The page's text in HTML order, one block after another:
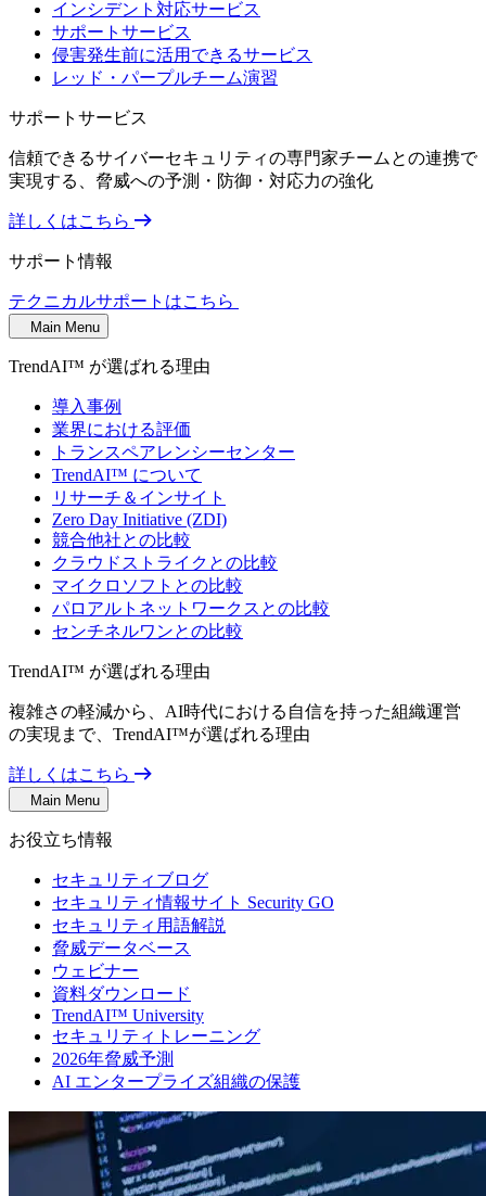
インシデント対応サービス
サポートサービス
侵害発生前に活用できるサービス
レッド・パープルチーム演習
サポートサービス
信頼できるサイバーセキュリティの専門家チームとの連携で
実現する、脅威への予測・防御・対応力の強化
詳しくはこちら
サポート情報
テクニカルサポートはこちら
Main Menu
TrendAI™ が選ばれる理由
導入事例
業界における評価
トランスペアレンシーセンター
TrendAI™ について
リサーチ＆インサイト
Zero Day Initiative (ZDI)
競合他社との比較
クラウドストライクとの比較
マイクロソフトとの比較
パロアルトネットワークスとの比較
センチネルワンとの比較
TrendAI™ が選ばれる理由
複雑さの軽減から、AI時代における自信を持った組織運営
の実現まで、TrendAI™が選ばれる理由
詳しくはこちら
Main Menu
お役立ち情報
セキュリティブログ
セキュリティ情報サイト Security GO
セキュリティ用語解説
脅威データベース
ウェビナー
資料ダウンロード
TrendAI™ University
セキュリティトレーニング
2026年脅威予測
AI エンタープライズ組織の保護